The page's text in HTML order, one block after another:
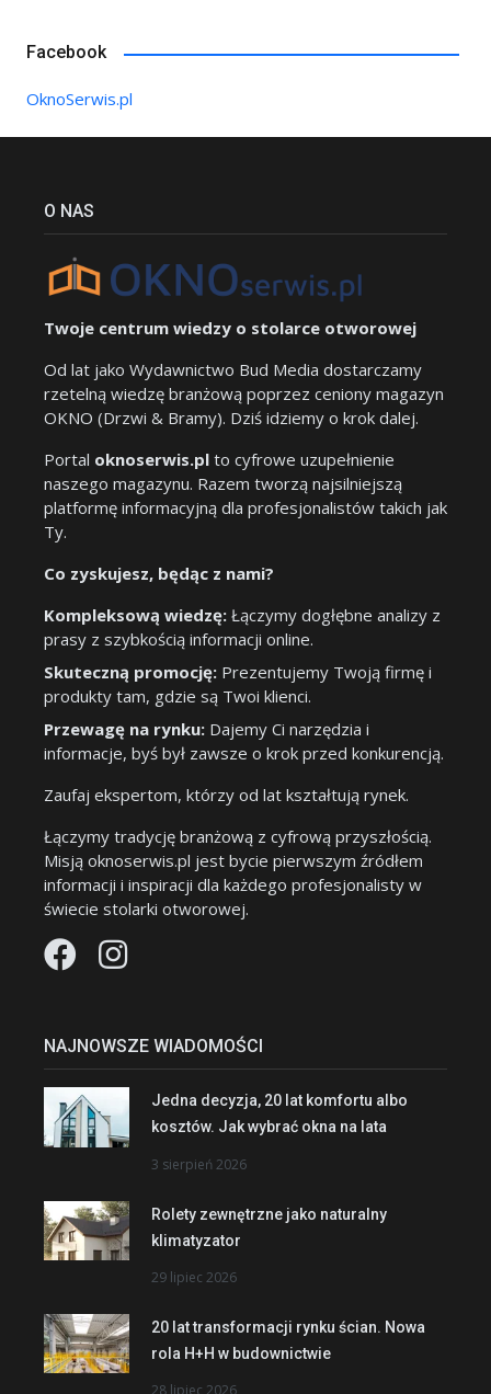
Facebook
OknoSerwis.pl
O NAS
Twoje centrum wiedzy o stolarce otworowej
Od lat jako Wydawnictwo Bud Media dostarczamy
rzetelną wiedzę branżową poprzez ceniony magazyn
OKNO (Drzwi & Bramy). Dziś idziemy o krok dalej.
Portal oknoserwis.pl to cyfrowe uzupełnienie
naszego magazynu. Razem tworzą najsilniejszą
platformę informacyjną dla profesjonalistów takich jak
Ty.
Co zyskujesz, będąc z nami?
Kompleksową wiedzę: Łączymy dogłębne analizy z
prasy z szybkością informacji online.
Skuteczną promocję: Prezentujemy Twoją firmę i
produkty tam, gdzie są Twoi klienci.
Przewagę na rynku: Dajemy Ci narzędzia i
informacje, byś był zawsze o krok przed konkurencją.
Zaufaj ekspertom, którzy od lat kształtują rynek.
Łączymy tradycję branżową z cyfrową przyszłością.
Misją oknoserwis.pl jest bycie pierwszym źródłem
informacji i inspiracji dla każdego profesjonalisty w
świecie stolarki otworowej.
NAJNOWSZE WIADOMOŚCI
Jedna decyzja, 20 lat komfortu albo
kosztów. Jak wybrać okna na lata
3 sierpień 2026
Rolety zewnętrzne jako naturalny
klimatyzator
29 lipiec 2026
20 lat transformacji rynku ścian. Nowa
rola H+H w budownictwie